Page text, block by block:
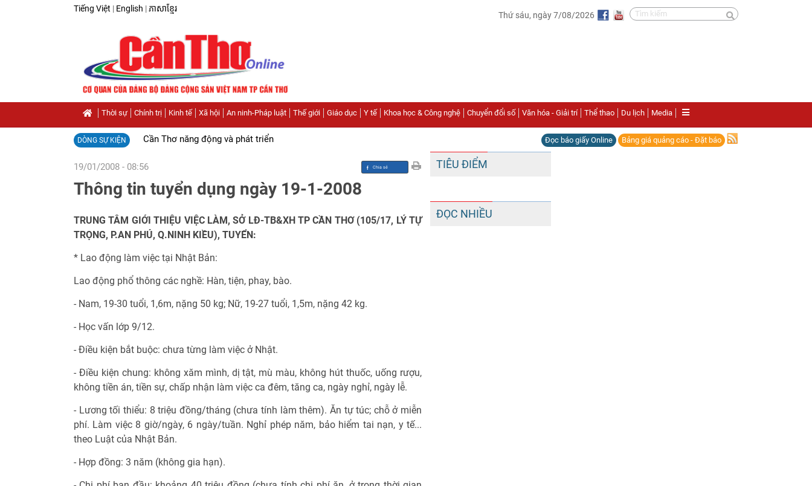
Tiếng Việt | English | ភាសាខ្មែរ
Thứ sáu, ngày 7/08/2026
Thời sự Chính trị Kinh tế Xã hội An ninh-Pháp luật Thế giới Giáo dục Y tế Khoa học & Công nghệ Chuyển đổi số Văn hóa - Giải trí Thể thao Du lịch Media
DÒNG SỰ KIỆN Cần Thơ năng động và phát triển Đọc báo giấy Online Bảng giá quảng cáo - Đặt báo
19/01/2008 - 08:56
Thông tin tuyển dụng ngày 19-1-2008
TRUNG TÂM GIỚI THIỆU VIỆC LÀM, SỞ LĐ-TB&XH TP CẦN THƠ (105/17, LÝ TỰ
TRỌNG, P.AN PHÚ, Q.NINH KIỀU), TUYỂN:
* Lao động làm việc tại Nhật Bản:
Lao động phổ thông các nghề: Hàn, tiện, phay, bào.
- Nam, 19-30 tuổi, 1,6m, nặng 50 kg; Nữ, 19-27 tuổi, 1,5m, nặng 42 kg.
- Học vấn lớp 9/12.
- Điều kiện bắt buộc: chưa từng làm việc ở Nhật.
- Điều kiện chung: không xăm mình, dị tật, mù màu, không hút thuốc, uống rượu,
không tiền án, tiền sự, chấp nhận làm việc ca đêm, tăng ca, ngày nghỉ, ngày lễ.
- Lương tối thiểu: 8 triệu đồng/tháng (chưa tính làm thêm). Ăn tự túc; chỗ ở miễn
phí. Làm việc 8 giờ/ngày, 6 ngày/tuần. Nghỉ phép năm, bảo hiểm tai nạn, y tế...
theo Luật của Nhật Bản.
- Hợp đồng: 3 năm (không gia hạn).
TIÊU ĐIỂM
ĐỌC NHIỀU